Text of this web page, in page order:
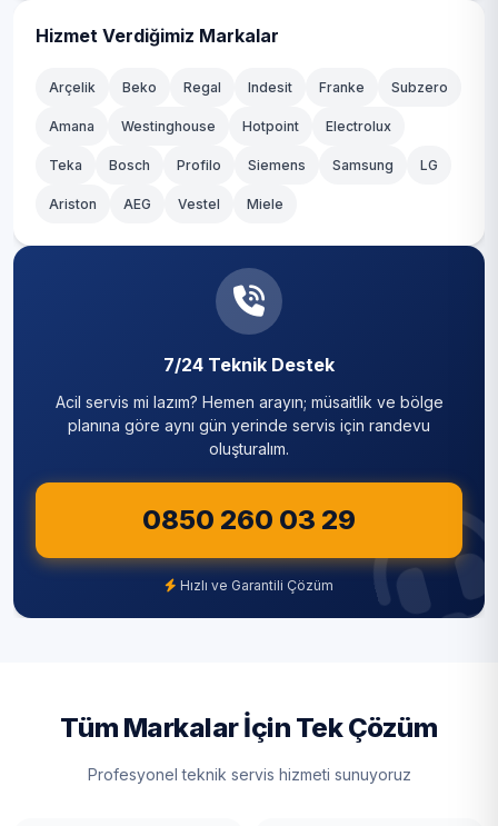
Hizmet Verdiğimiz Markalar
Arçelik Beko Regal Indesit Franke Subzero
Amana Westinghouse Hotpoint Electrolux
Teka Bosch Profilo Siemens Samsung LG
Ariston AEG Vestel Miele
7/24 Teknik Destek
Acil servis mi lazım? Hemen arayın; müsaitlik ve bölge
planına göre aynı gün yerinde servis için randevu
oluşturalım.
0850 260 03 29
Hızlı ve Garantili Çözüm
Tüm Markalar İçin Tek Çözüm
Profesyonel teknik servis hizmeti sunuyoruz